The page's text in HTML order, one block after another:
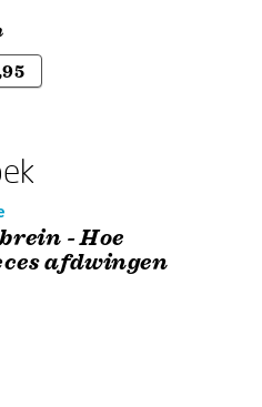
- Hoe
afdwingen